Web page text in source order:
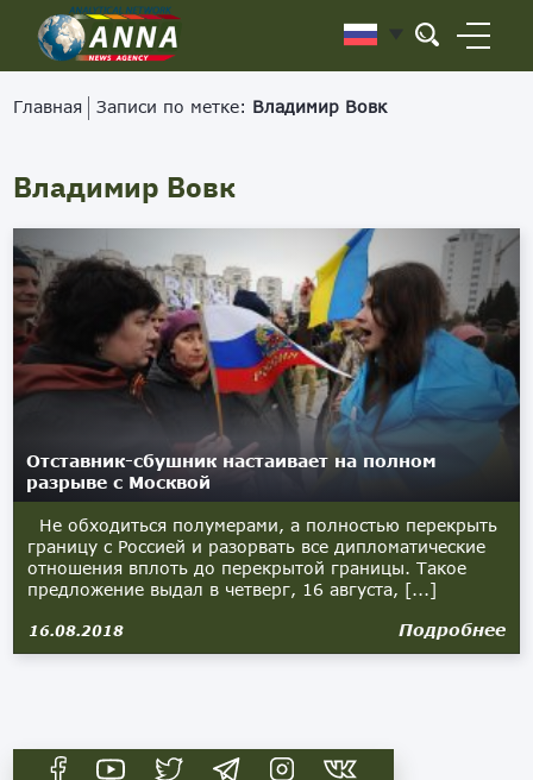
Главная Записи по метке: Владимир Вовк
Владимир Вовк
Отставник-сбушник настаивает на полном
разрыве с Москвой
Не обходиться полумерами, а полностью перекрыть
границу с Россией и разорвать все дипломатические
отношения вплоть до перекрытой границы. Такое
предложение выдал в четверг, 16 августа, [...]
16.08.2018 Подробнее